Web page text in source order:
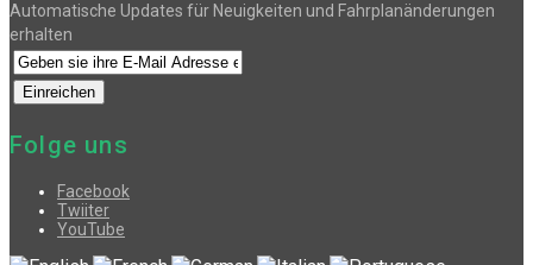
Automatische Updates für Neuigkeiten und Fahrplanänderungen
erhalten
Folge uns
Facebook
Twiiter
YouTube